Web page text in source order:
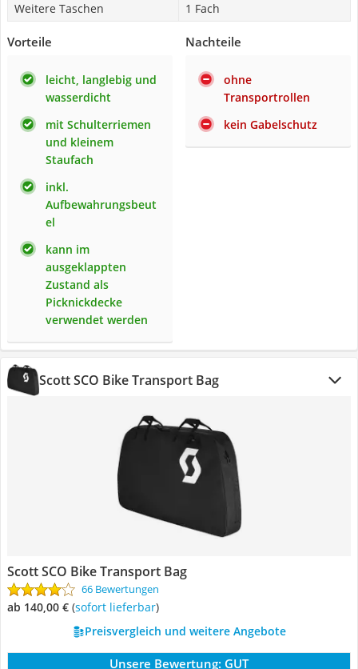
Weitere Taschen
1 Fach
Vorteile
leicht, langlebig und
wasserdicht
mit Schulterriemen
und kleinem
Staufach
inkl.
Aufbewahrungsbeut
el
kann im
ausgeklappten
Zustand als
Picknickdecke
verwendet werden
Nachteile
ohne
Transportrollen
kein Gabelschutz
Scott SCO Bike Transport Bag
Scott SCO Bike Transport Bag
66 Bewertungen
ab 140,00 € ( Sofort lieferbar)
Preisvergleich und weitere Angebote
Unsere Bewertung: GUT